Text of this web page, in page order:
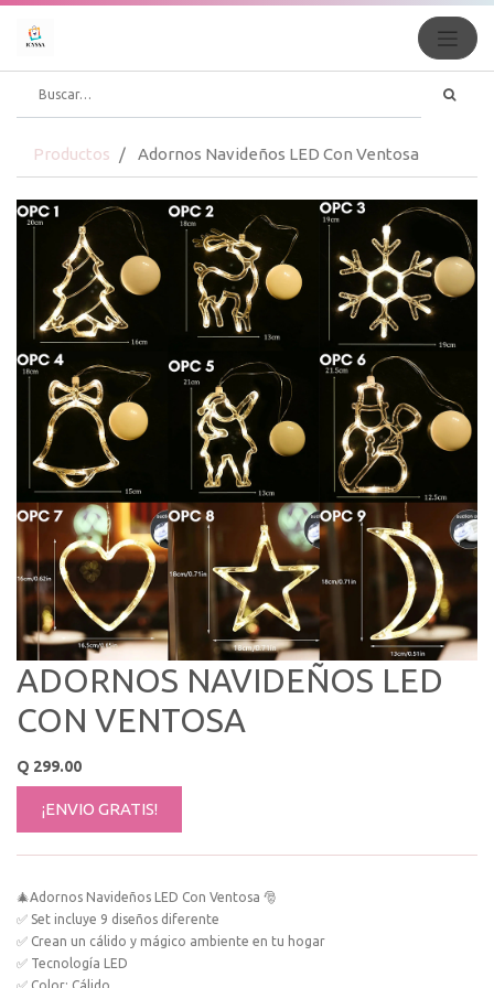
Productos Adornos Navideños LED Con Ventosa
ADORNOS NAVIDEÑOS LED
CON VENTOSA
Q 299.00
¡ENVIO GRATIS!
🎄Adornos Navideños LED Con Ventosa 🎅
✅ Set incluye 9 diseños diferente
✅ Crean un cálido y mágico ambiente en tu hogar
✅ Tecnología LED
✅ Color: Cálido